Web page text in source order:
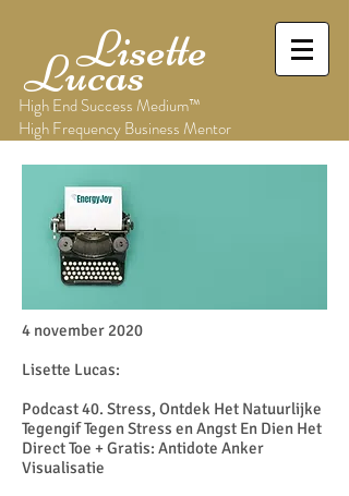
Lisette
Lucas
High End Success Medium™
High Frequency Business Mentor
4 november 2020
Lisette Lucas:
Podcast 40. Stress, Ontdek Het Natuurlijke
Tegengif Tegen Stress en Angst En Dien Het
Direct Toe + Gratis: Antidote Anker
Visualisatie